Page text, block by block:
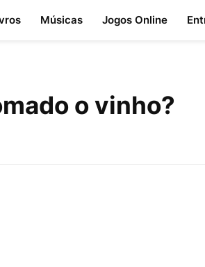
Músicas Jogos Online
o vinho?